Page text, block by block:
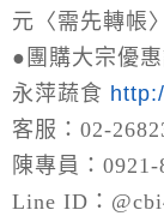
元〈需先轉帳〉
● 團購大宗優
永萍蔬食
客服：02-
陳專員：0921-
Line ID：